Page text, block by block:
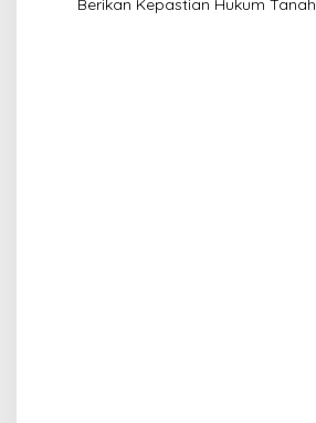
Berikan Kepastian Hukum Tanah